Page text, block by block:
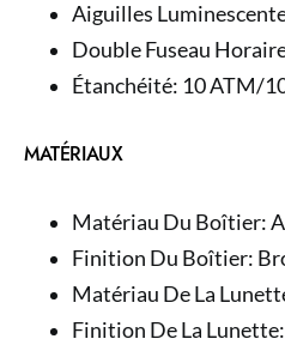
Aiguilles
Double Fuseau
Étanchéité: 10 ATM/
MATÉRIAUX
Matériau Du Boîtier:
Finition Du Boîtier:
Matériau De La
Finition De La